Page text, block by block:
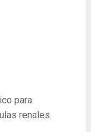
para
renales.